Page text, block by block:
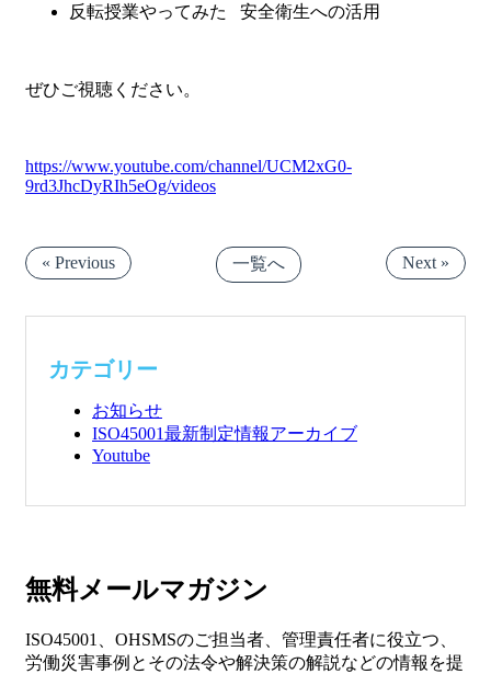
反転授業やってみた 安全衛生への活用
ぜひご視聴ください。
https://www.youtube.com/channel/UCM2xG0-
9rd3JhcDyRIh5eOg/videos
« Previous 一覧へ Next »
カテゴリー
お知らせ
ISO45001最新制定情報アーカイブ
Youtube
無料メールマガジン
ISO45001、OHSMSのご担当者、管理責任者に役立つ、
労働災害事例とその法令や解決策の解説などの情報を提